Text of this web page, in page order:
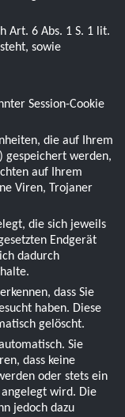
Art. 6 Abs. 1 S. 1 lit.
sowie
Session-Cookie
die auf Ihrem
gespeichert werden,
auf Ihrem
Viren, Trojaner
die sich jeweils
Endgerät
dadurch
dass Sie
haben. Diese
gelöscht.
Sie
dass keine
oder stets ein
wird. Die
jedoch dazu